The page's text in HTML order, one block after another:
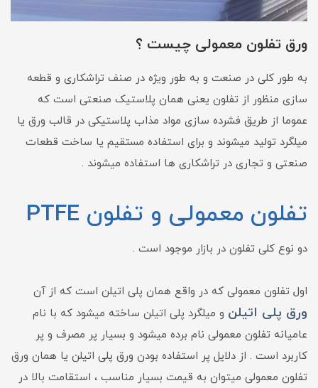
ورق تفلون معمولی چیست ؟
به طور کلی در صنعت و به طور ویژه در صنف تراشکاری و قطعه
سازی منظور از تفلون یعنی همان پلاستیک صنعتی است که
عموما از طریق فشرده سازی مواد مذاب پلاستیکی در قالب ورق یا
میلگرد تولید میشوند و برای استفاده مستقیم یا ساخت قطعات
صنعتی و تجاری در تراشکاری ها استفاده میشوند .
تفلون معمولی و تفلون PTFE
دو نوع کلی تفلون در بازار موجود است .
اول تفلون معمولی که در واقع همان پلی اتیلن است که از آن
ورق پلی اتیلن و میلگرد پلی اتیلن ساخته میشود که با نام
عامیانه تفلون معمولی نام برده میشود و بسیار پر مصرف و پر
کاربرد است . از دلایل پر استفاده بودن ورق پلی اتیلن یا همان ورق
تفلون معمولی میتوان به قیمت بسیار مناسب ، استقامت بالا در